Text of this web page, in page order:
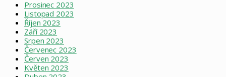
Prosinec 2023
Listopad 2023
Říjen 2023
Září 2023
Srpen 2023
Červenec 2023
Červen 2023
Květen 2023